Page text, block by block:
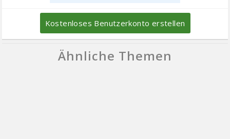
Kostenloses Benutzerkonto erstellen
Ähnliche Themen